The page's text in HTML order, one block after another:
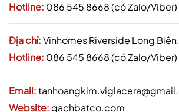
Hotline: 086 545 8668 (có Zalo/Viber)
Địa chỉ:Vinhomes Riverside Long
Hotline: 086 545 8668 (có Zalo/Viber)
Email:
Website:gachbatco.com